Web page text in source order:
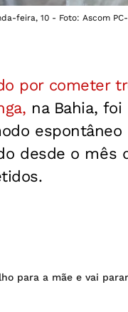
feira, 10 - Foto: Ascom
por cometer
na Bahia,
espontâneo
desde o mês
para a mãe e vai